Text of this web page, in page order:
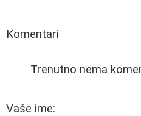
Komentari
Trenutno nema
Vaše ime: